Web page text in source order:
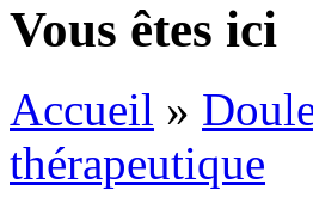
Vous êtes ici
Accueil »
thérapeutique